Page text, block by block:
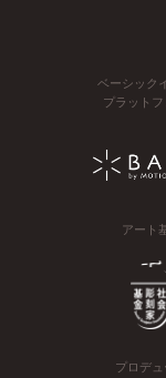
ベーシック
プラット
アート
プロデ